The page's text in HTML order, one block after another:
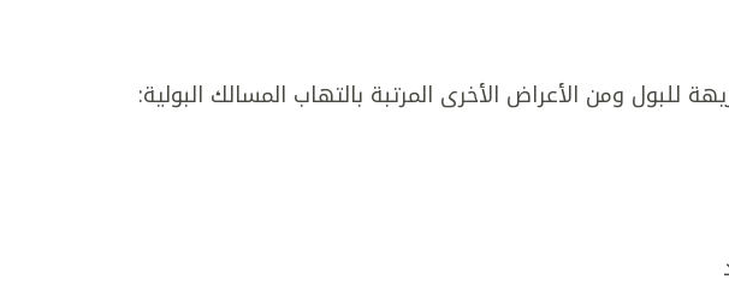
للبول ومن الأعراض الأخرى المرتبة بالتهاب المسالك البولية: